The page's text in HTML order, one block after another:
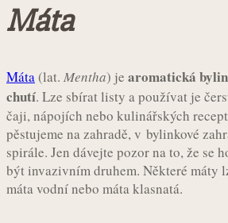
Máta
Máta (lat. Mentha) je aromatická
chutí. Lze sbírat listy a používat je
čaji, nápojích nebo kulinářských
pěstujeme na zahradě, v bylinkové
spirále. Jen dávejte pozor na to, že se
být invazivním druhem. Některé máty
máta vodní nebo máta klasnatá.